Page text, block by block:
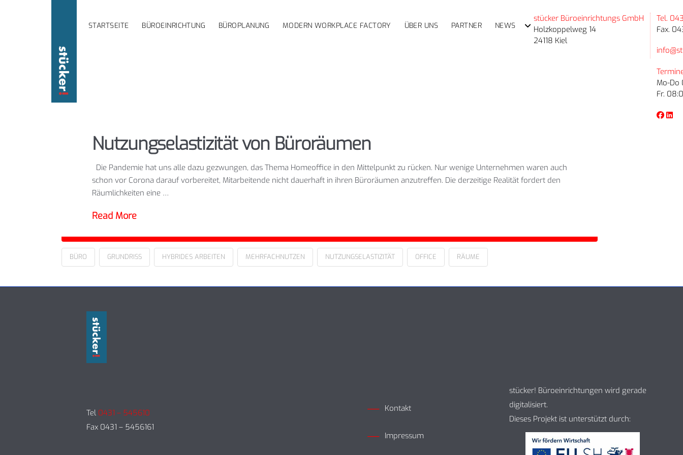
STARTSEITE BÜROEINRICHTUNG BÜROPLANUNG MODERN WORKPLACE FACTORY ÜBER UNS PARTNER NEWS
stücker Büroeinrichtungs GmbH
Holzkoppelweg 14
24118 Kiel
Tel.
Fax.
Mo-Do
Fr.
Nutzungselastizität von Büroräumen
Die Pandemie hat uns alle dazu gezwungen, das Thema Homeoffice in den Mittelpunkt zu rücken. Nur wenige Unternehmen waren auch
schon vor Corona darauf vorbereitet, Mitarbeitende nicht dauerhaft in ihren Büroräumen anzutreffen. Die derzeitige Realität fordert den
Räumlichkeiten eine …
Read More
BÜRO GRUNDRISS HYBRIDES ARBEITEN MEHRFACHNUTZEN NUTZUNGSELASTIZITÄT OFFICE RÄUME
Tel 0431 – 545610
Fax 0431 – 5456161
Kontakt
Impressum
stücker! Büroeinrichtungen wird gerade
digitalisiert.
Dieses Projekt ist unterstützt durch: